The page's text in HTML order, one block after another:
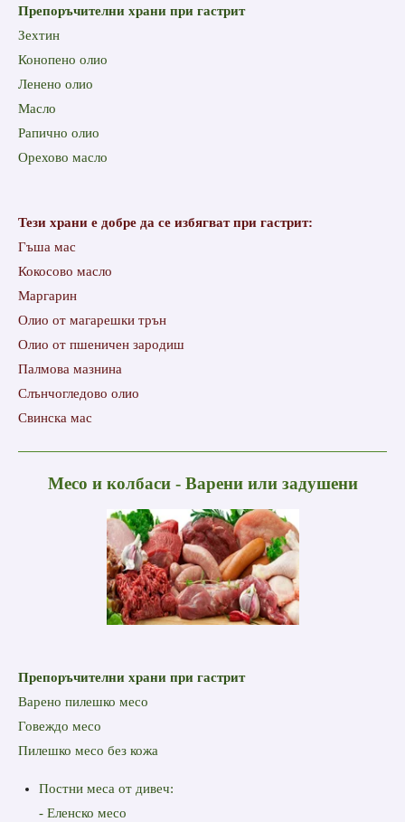
Препоръчителни храни при гастрит
Зехтин
Конопено олио
Ленено олио
Масло
Рапично олио
Орехово масло
Тези храни е добре да се избягват при гастрит:
Гъша мас
Кокосово масло
Маргарин
Олио от магарешки трън
Олио от пшеничен зародиш
Палмова мазнина
Слънчогледово олио
Свинска мас
Месо и колбаси - Варени или задушени
Препоръчителни храни при гастрит
Варено пилешко месо
Говеждо месо
Пилешко месо без кожа
Постни меса от дивеч:
- Еленско месо